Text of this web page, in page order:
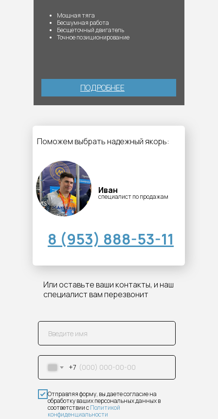
ПОДРОБНЕЕ
Мощная тяга
Бесшумная работа
Бесщеточный двигатель
Точное позиционирование
8 (953) 888-53-11
специалист по продажам
Иван
Поможем выбрать надежный якорь:
Или оставьте ваши контакты, и наш
специалист вам перезвонит
+7
Отправляя форму, вы даете согласие на
обработку ваших персональных данных в
соответствии сПолитикой
конфиденциальности